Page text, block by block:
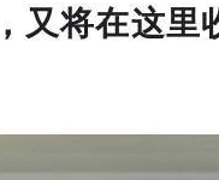
又将在这里